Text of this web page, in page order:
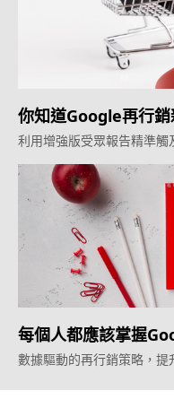
你知道Google再行銷
利用增強版受眾報告精準觸
每個人都應該掌握
數據驅動的再行銷策略，提